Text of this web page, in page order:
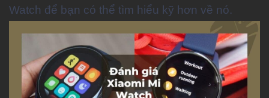
Watch để bạn có thể tìm hiểu kỹ hơn về nó.